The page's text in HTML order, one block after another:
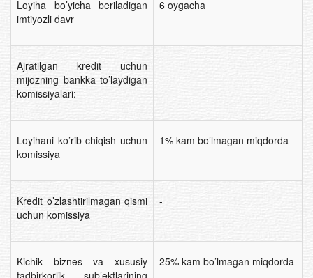
Loyiha bo’yicha beriladigan
imtiyozli davr
6 oygacha
Ajratilgan kredit uchun
mijozning bankka to’laydigan
komissiyalari:
Loyihani ko’rib chiqish uchun
komissiya
1% kam bo’lmagan miqdorda
Kredit o’zlashtirilmagan qismi
uchun komissiya
-
Kichik biznes va xususiy
tadbirkorlik sub’ektlarining
25% kam bo’lmagan miqdorda